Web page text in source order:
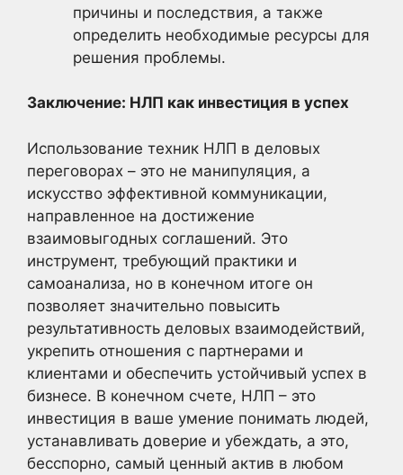
причины и последствия, а также
определить необходимые ресурсы для
решения проблемы.
Заключение: НЛП как инвестиция в успех
Использование техник НЛП в деловых
переговорах – это не манипуляция, а
искусство эффективной коммуникации,
направленное на достижение
взаимовыгодных соглашений. Это
инструмент, требующий практики и
самоанализа, но в конечном итоге он
позволяет значительно повысить
результативность деловых взаимодействий,
укрепить отношения с партнерами и
клиентами и обеспечить устойчивый успех в
бизнесе. В конечном счете, НЛП – это
инвестиция в ваше умение понимать людей,
устанавливать доверие и убеждать, а это,
бесспорно, самый ценный актив в любом